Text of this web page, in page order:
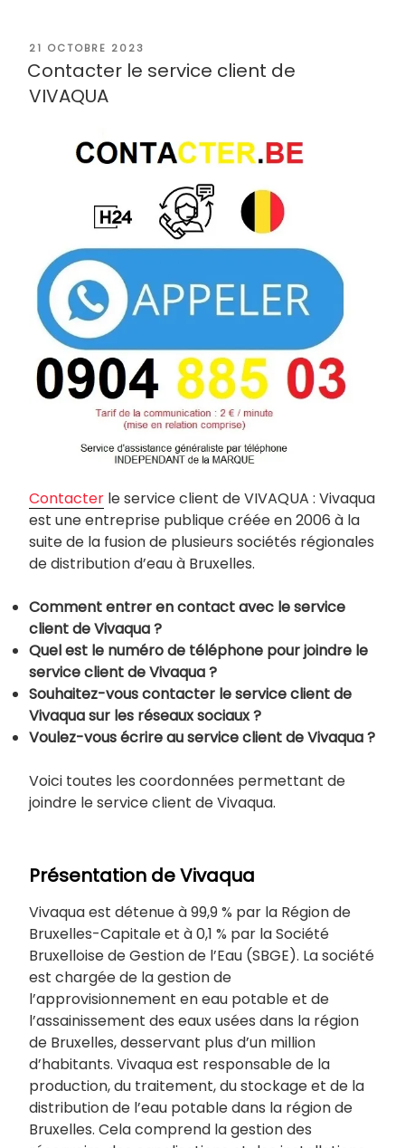
PUBLIÉ
LE
21 OCTOBRE 2023
Contacter le service client de
VIVAQUA
Contacter le service client de VIVAQUA : Vivaqua
est une entreprise publique créée en 2006 à la
suite de la fusion de plusieurs sociétés régionales
de distribution d’eau à Bruxelles.
Comment entrer en contact avec le service
client de Vivaqua ?
Quel est le numéro de téléphone pour joindre le
service client de Vivaqua ?
Souhaitez-vous contacter le service client de
Vivaqua sur les réseaux sociaux ?
Voulez-vous écrire au service client de Vivaqua ?
Voici toutes les coordonnées permettant de
joindre le service client de Vivaqua.
Présentation de Vivaqua
Vivaqua est détenue à 99,9 % par la Région de
Bruxelles-Capitale et à 0,1 % par la Société
Bruxelloise de Gestion de l’Eau (SBGE). La société
est chargée de la gestion de
l’approvisionnement en eau potable et de
l’assainissement des eaux usées dans la région
de Bruxelles, desservant plus d’un million
d’habitants. Vivaqua est responsable de la
production, du traitement, du stockage et de la
distribution de l’eau potable dans la région de
Bruxelles. Cela comprend la gestion des